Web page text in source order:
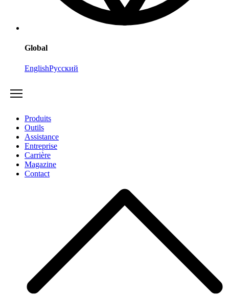
Global
EnglishРусский
Produits
Outils
Assistance
Entreprise
Carrière
Magazine
Contact